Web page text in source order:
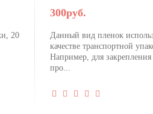
20
300руб.
Данный вид пленок
качестве транспортной
Например, для закрепления
про...